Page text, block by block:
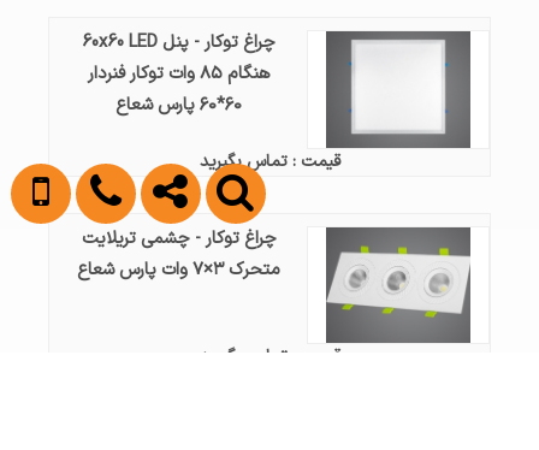
چراغ توکار - پنل 60x60 LED
هنگام ۸۵ وات توکار فنردار
۶۰*۶۰ پارس شعاع
قیمت : تماس بگیرید
چراغ توکار - چشمی تریلایت
متحرک ۳×۷ وات پارس شعاع
قیمت : تماس بگیرید